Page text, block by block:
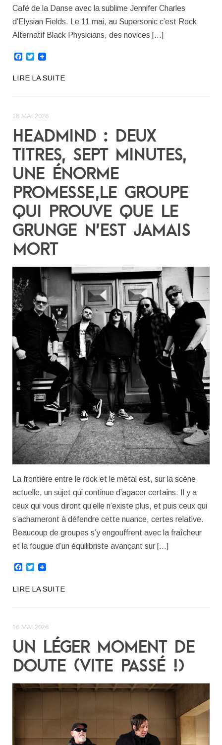
Café de la Danse avec la sublime Jennifer Charles
d’Elysian Fields. Le 11 mai, au Supersonic c’est Rock
Alternatif Black Physicians, des novices […]
Facebook
Twitter
LIRE LA SUITE
18 MAI 2026
HEADMIND : DEUX
TITRES, SEPT MINUTES,
UNE ÉNORME
PROMESSE,LE GROUPE
QUI PROUVE QUE LE
GRUNGE N’EST JAMAIS
MORT
La frontière entre le rock et le métal est, sur la scène
actuelle, un sujet qui continue d’agacer certains. Il y a
ceux qui vous diront qu’elle n’existe plus, et puis ceux qui
s’acharneront à défendre cette nuance, certes relative.
Beaucoup de groupes s’y engouffrent avec la fraîcheur
et la fougue d’un équilibriste avançant sur […]
Facebook
Twitter
LIRE LA SUITE
16 MAI 2026
UN LÉGER MOMENT DE
DOUTE (VITE PASSÉ !)